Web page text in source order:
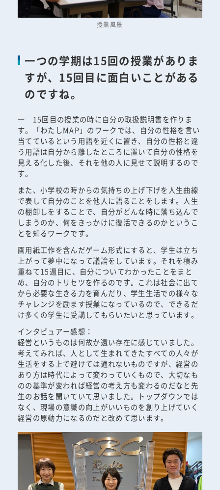
授業風景
一つの学期は15回の授業がありま
すが、15回目に面白いことがある
のですね。
― 15回目の授業の時に自分の取扱説明書を作りま
す。「わたしMAP」のワークでは、自分の性格を言い
当てているという用語を近くに置き、自分の性格と違
う用語は自分から離したところに置いて自分の性格を
見える化した後、それを他の人に見せて説明するので
す。
また、小学校の時からの気持ちの上げ下げを人生曲線
で表して自分のことを他人に語ることをします。人生
の棚卸しをすることで、自分がどんな時に落ち込んで
しまうのか、何をきっかけに復活できるのかというこ
とを知るワークです。
画用紙工作を含んだゲーム形式にすると、学生は立ち
上がって夢中になって議論をしています。それを積み
重ねて15週目に、自分についてわかったことをまと
め、自分のトリセツを作るのです。これは社会に出て
から必要な生きる力を育んだり、学生生活での様々な
チャレンジを励ます授業になっているので、できるだ
け多くの学生に受講してもらいたいと思っています。
インタビュアー感想：
経営というものは何故か遠い存在に感じていました。
考えてみれば、人として生まれてきたすべての人々が
生活をする上で避けては通れないものですが、経営の
あり方は時代によって変わっていくもので、大切なも
のの基準が変われば経営の考え方も変わるのだなと先
生のお話を聞いていて思いました。トップダウンでは
なく、現場の意識の向上がいいものを創り上げていく
経営の原動力になるのだと改めて思います。